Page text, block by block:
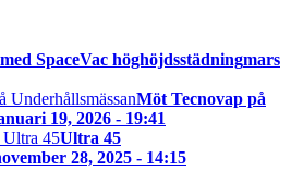
SpaceVac höghöjdsstädningmars
Möt Tecnovap på
19, 2026 - 19:41
Ultra 45
28, 2025 - 14:15